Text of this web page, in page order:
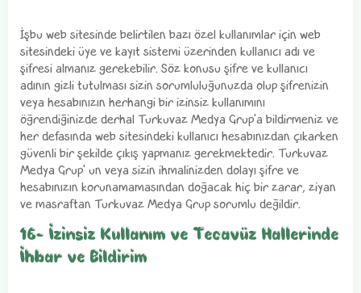
İşbu web sitesinde belirtilen bazı özel kullanımlar için web
sitesindeki üye ve kayıt sistemi üzerinden kullanıcı adı ve
şifresi almanız gerekebilir. Söz konusu şifre ve kullanıcı
adının gizli tutulması sizin sorumluluğunuzda olup şifrenizin
veya hesabınızın herhangi bir izinsiz kullanımını
öğrendiğinizde derhal Turkuvaz Medya Grup'a bildirmeniz ve
her defasında web sitesindeki kullanıcı hesabınızdan çıkarken
güvenli bir şekilde çıkış yapmanız gerekmektedir. Turkuvaz
Medya Grup' un veya sizin ihmalinizden dolayı şifre ve
hesabınızın korunamamasından doğacak hiç bir zarar, ziyan
ve masraftan Turkuvaz Medya Grup sorumlu değildir.
16- İzinsiz Kullanım ve Tecavüz Hallerinde
İhbar ve Bildirim